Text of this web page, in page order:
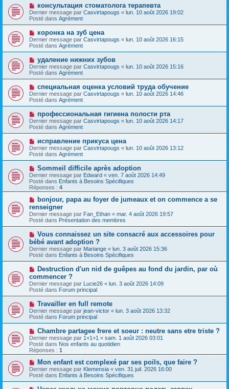
a
u
m
e
s
s
a
g
N
o
u
v
a
u
m
e
s
s
a
g
консультация стоматолога терапевта
Dernier message par Casvirtapougs « lun. 10 août 2026 19:02
Posté dans Agrément
N
o
u
v
a
u
m
e
s
s
a
g
коронка на зуб цена
Dernier message par Casvirtapougs « lun. 10 août 2026 16:15
Posté dans Agrément
N
o
u
v
a
u
m
e
s
s
a
g
удаление нижних зубов
Dernier message par Casvirtapougs « lun. 10 août 2026 15:16
Posté dans Agrément
N
o
u
v
a
u
m
e
s
s
a
g
e
специальная оценка условий труда обучение
Dernier message par Casvirtapougs « lun. 10 août 2026 14:46
Posté dans Agrément
N
o
u
v
a
u
m
e
s
s
a
g
e
профессиональная гигиена полости рта
Dernier message par Casvirtapougs « lun. 10 août 2026 14:17
Posté dans Agrément
N
o
u
v
e
a
u
m
e
s
a
g
e
исправление прикуса цена
Dernier message par Casvirtapougs « lun. 10 août 2026 13:12
Posté dans Agrément
N
o
u
v
e
a
u
m
e
s
s
a
g
e
Sommeil difficile après adoption
Dernier message par Edward « ven. 7 août 2026 14:49
Posté dans Enfants à Besoins Spécifiques
Réponses : 4
N
u
v
e
a
u
m
e
s
a
g
e
bonjour, papa au foyer de jumeaux et on commence a se
renseigner
Dernier message par Fan_Ethan « mar. 4 août 2026 19:57
Posté dans Présentation des membres
N
o
u
v
e
a
m
e
s
a
e
Vous connaissez un site consacré aux accessoires pour
bébé avant adoption ?
Dernier message par Mariange « lun. 3 août 2026 15:36
Posté dans Enfants à Besoins Spécifiques
N
u
v
e
a
m
e
s
s
g
e
Destruction d'un nid de guêpes au fond du jardin, par où
commencer ?
Dernier message par Lucie26 « lun. 3 août 2026 14:09
Posté dans Forum principal
N
o
u
v
a
u
m
e
s
a
g
e
Travailler en full remote
Dernier message par jean-victor « lun. 3 août 2026 13:32
Posté dans Forum principal
N
o
u
v
e
a
u
m
e
Chambre partagee frere et soeur : neutre sans etre triste ?
Dernier message par 1+1+1 « sam. 1 août 2026 03:01
Posté dans Nos enfants au quotidien
Réponses : 1
N
o
u
v
e
Mon enfant est complexé par ses poils, que faire ?
Dernier message par Klemensia « ven. 31 juil. 2026 16:00
Posté dans Enfants à Besoins Spécifiques
N